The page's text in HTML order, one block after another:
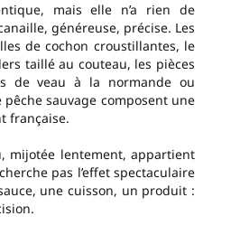
mais elle n’a rien de
généreuse, précise. Les
de cochon croustillantes, le
taillé au couteau, les pièces
de veau à la normande ou
sauvage composent une
française.
mijotée lentement, appartient
pas l’effet spectaculaire
une cuisson, un produit :